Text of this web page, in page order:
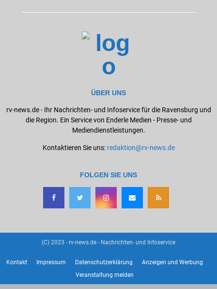
ÜBER UNS
rv-news.de - Ihr Nachrichten- und Infoservice für die Ravensburg und
die Region. Ein Service von Enderle Medien - Presse- und
Mediendienstleistungen.
Kontaktieren Sie uns: redaktion@rv-news.de
FOLGEN SIE UNS
(C) 2023 - rv-news.de - Nachrichten- und Infoservice
Kontakt Impressum Datenschutzerklärung
Anzeigen und Werbung
Veranstaltung melden